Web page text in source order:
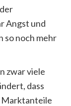
Angst und
so noch mehr
zwar viele
dass
Marktanteile